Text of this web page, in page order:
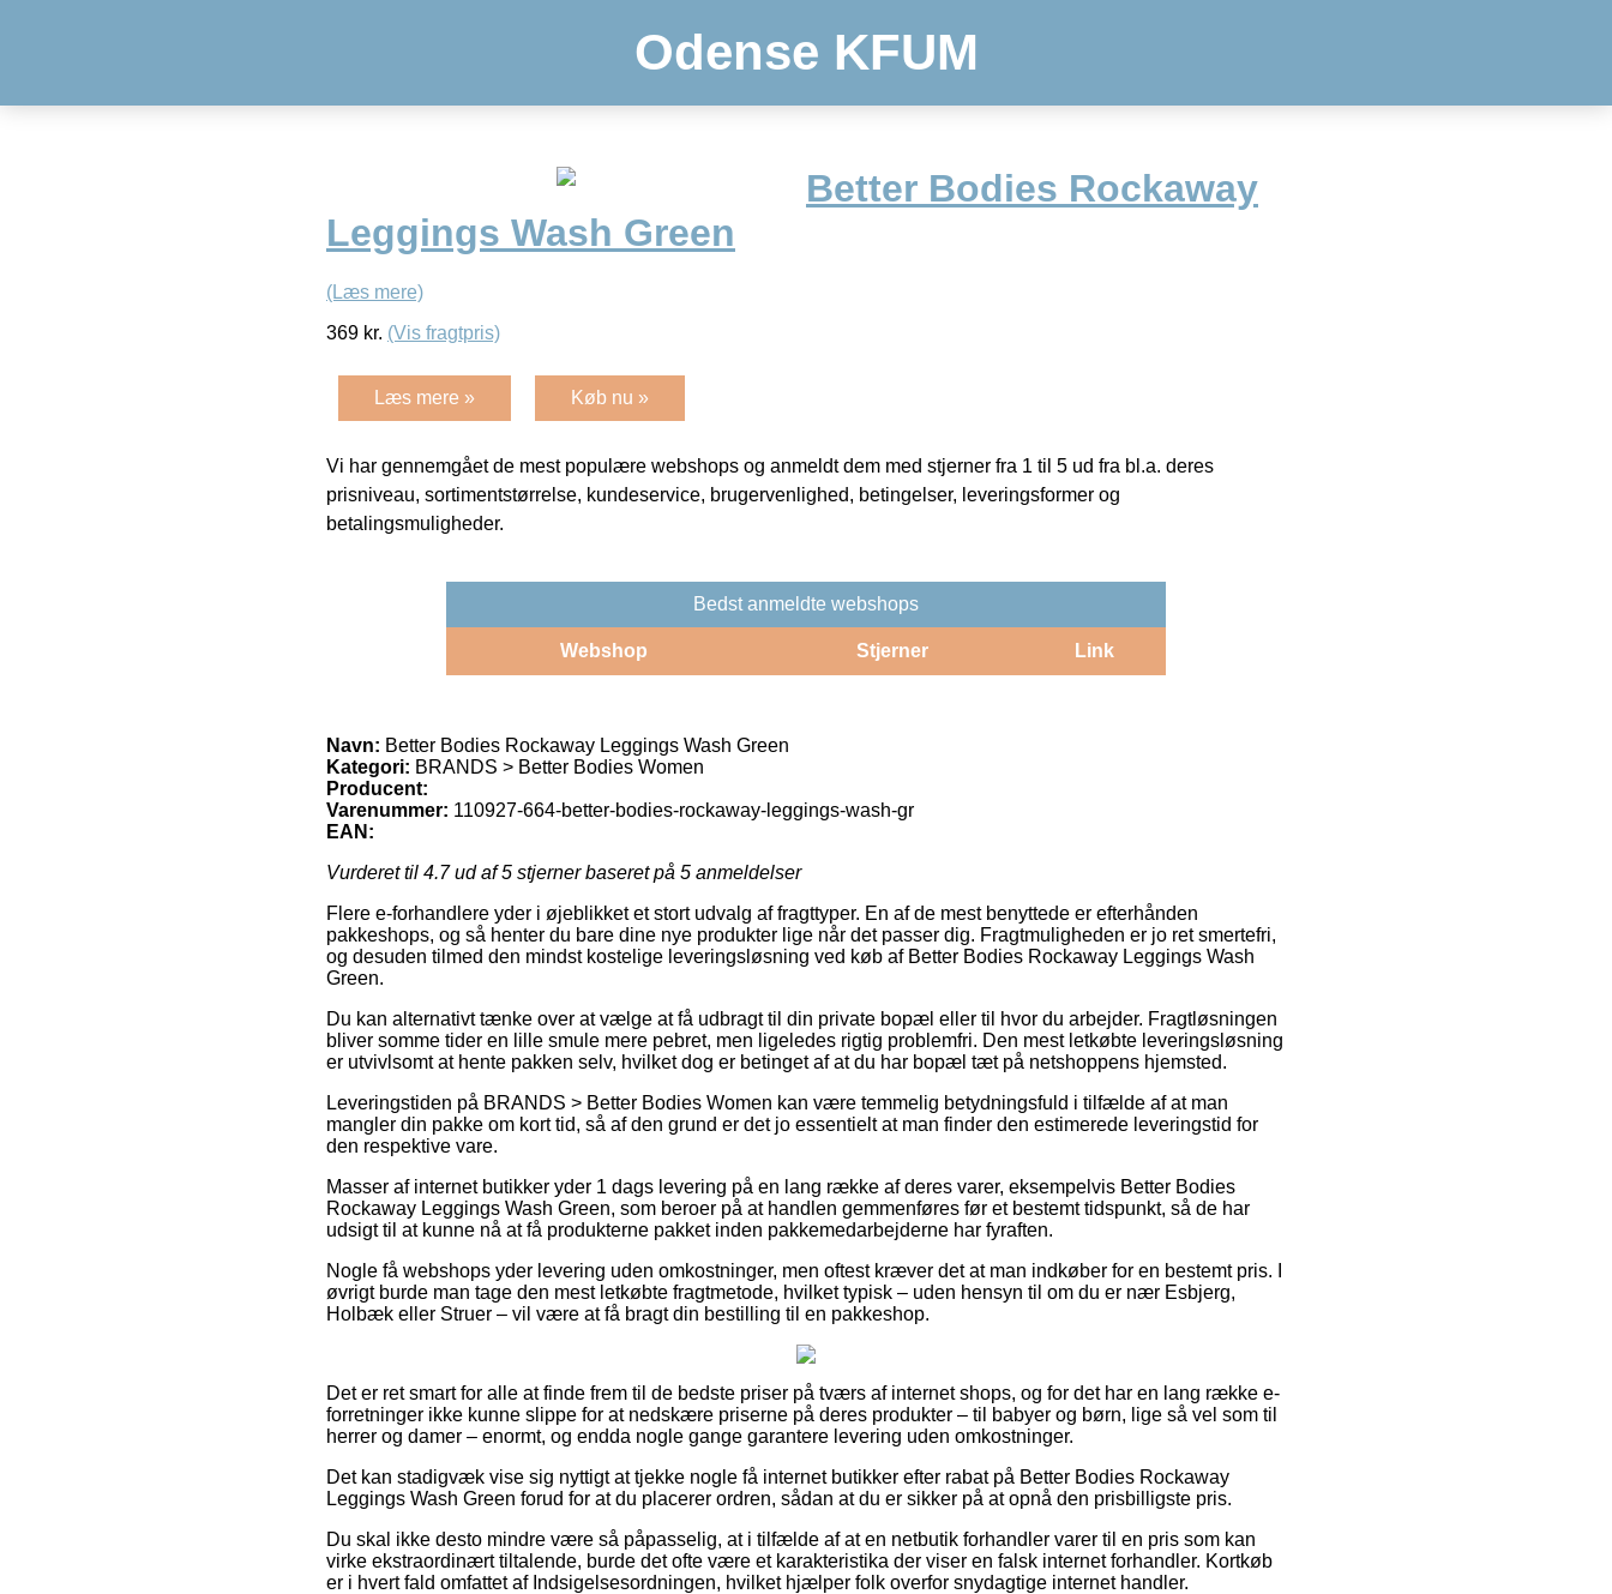
Odense KFUM
Better Bodies Rockaway
Leggings Wash Green
(Læs mere)
369 kr. (Vis fragtpris)
Læs mere » Køb nu »
Vi har gennemgået de mest populære webshops og anmeldt dem med stjerner fra 1 til 5 ud fra bl.a. deres
prisniveau, sortimentstørrelse, kundeservice, brugervenlighed, betingelser, leveringsformer og
betalingsmuligheder.
Bedst anmeldte webshops
Webshop Stjerner Link
Navn: Better Bodies Rockaway Leggings Wash Green
Kategori: BRANDS > Better Bodies Women
Producent:
Varenummer: 110927-664-better-bodies-rockaway-leggings-wash-gr
EAN:
Vurderet til 4.7ud af 5 stjerner baseret på 5 anmeldelser
Flere e-forhandlere yder i øjeblikket et stort udvalg af fragttyper. En af de mest benyttede er efterhånden
pakkeshops, og så henter du bare dine nye produkter lige når det passer dig. Fragtmuligheden er jo ret smertefri,
og desuden tilmed den mindst kostelige leveringsløsning ved køb af Better Bodies Rockaway Leggings Wash
Green.
Du kan alternativt tænke over at vælge at få udbragt til din private bopæl eller til hvor du arbejder. Fragtløsningen
bliver somme tider en lille smule mere pebret, men ligeledes rigtig problemfri. Den mest letkøbte leveringsløsning
er utvivlsomt at hente pakken selv, hvilket dog er betinget af at du har bopæl tæt på netshoppens hjemsted.
Leveringstiden på BRANDS > Better Bodies Women kan være temmelig betydningsfuld i tilfælde af at man
mangler din pakke om kort tid, så af den grund er det jo essentielt at man finder den estimerede leveringstid for
den respektive vare.
Masser af internet butikker yder 1 dags levering på en lang række af deres varer, eksempelvis Better Bodies
Rockaway Leggings Wash Green, som beroer på at handlen gemmenføres før et bestemt tidspunkt, så de har
udsigt til at kunne nå at få produkterne pakket inden pakkemedarbejderne har fyraften.
Nogle få webshops yder levering uden omkostninger, men oftest kræver det at man indkøber for en bestemt pris. I
øvrigt burde man tage den mest letkøbte fragtmetode, hvilket typisk – uden hensyn til om du er nær Esbjerg,
Holbæk eller Struer – vil være at få bragt din bestilling til en pakkeshop.
Det er ret smart for alle at finde frem til de bedste priser på tværs af internet shops, og for det har en lang række e-
forretninger ikke kunne slippe for at nedskære priserne på deres produkter – til babyer og børn, lige så vel som til
herrer og damer – enormt, og endda nogle gange garantere levering uden omkostninger.
Det kan stadigvæk vise sig nyttigt at tjekke nogle få internet butikker efter rabat på Better Bodies Rockaway
Leggings Wash Green forud for at du placerer ordren, sådan at du er sikker på at opnå den prisbilligste pris.
Du skal ikke desto mindre være så påpasselig, at i tilfælde af at en netbutik forhandler varer til en pris som kan
virke ekstraordinært tiltalende, burde det ofte være et karakteristika der viser en falsk internet forhandler. Kortkøb
er i hvert fald omfattet af Indsigelsesordningen, hvilket hjælper folk overfor snydagtige internet handler.